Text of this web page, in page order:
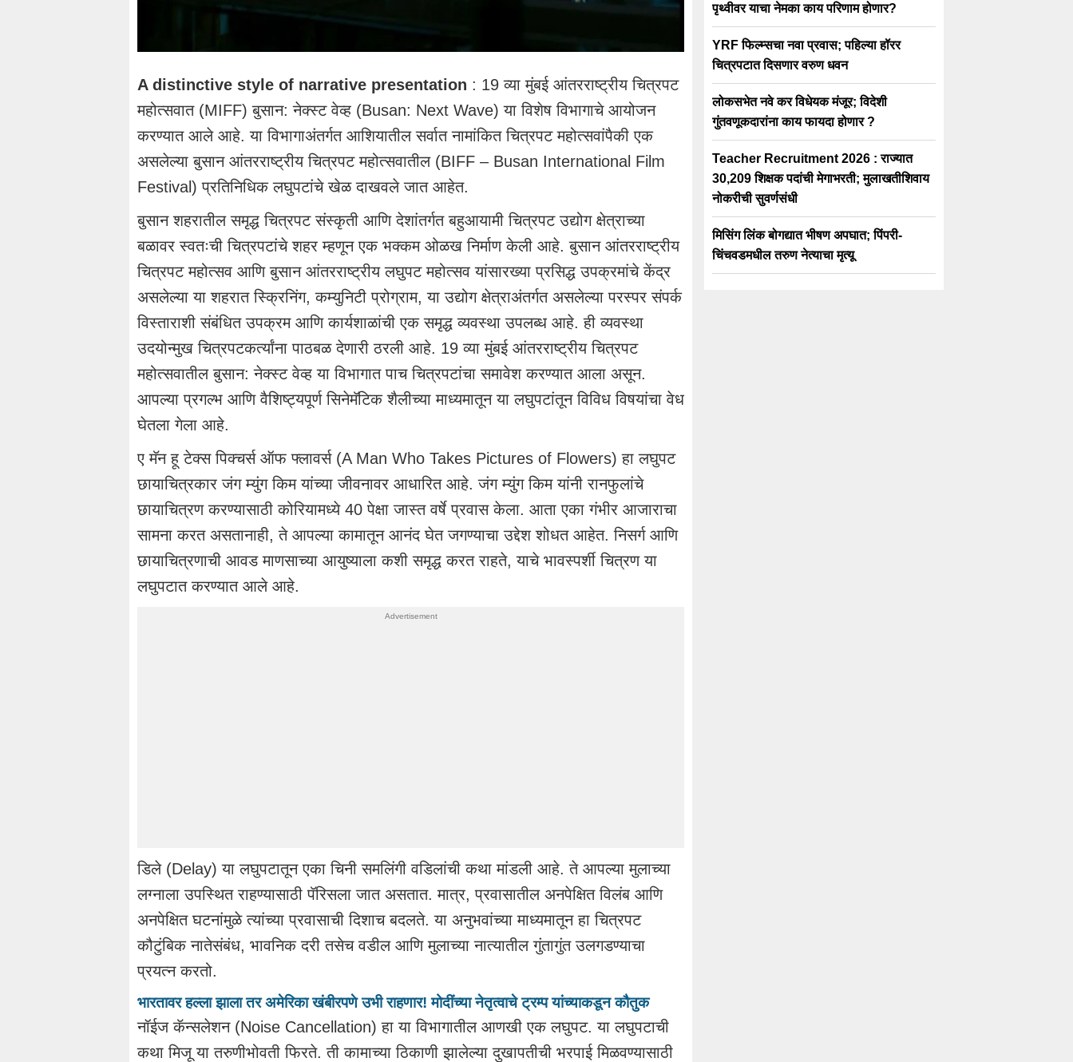
A distinctive style of narrative presentation : 19 व्या मुंबई आंतरराष्ट्रीय चित्रपट
महोत्सवात (MIFF) बुसान: नेक्स्ट वेव्ह (Busan: Next Wave) या विशेष विभागाचे आयोजन
करण्यात आले आहे. या विभागाअंतर्गत आशियातील सर्वात नामांकित चित्रपट महोत्सवांपैकी एक
असलेल्या बुसान आंतरराष्ट्रीय चित्रपट महोत्सवातील (BIFF – Busan International Film
Festival) प्रतिनिधिक लघुपटांचे खेळ दाखवले जात आहेत.
बुसान शहरातील समृद्ध चित्रपट संस्कृती आणि देशांतर्गत बहुआयामी चित्रपट उद्योग क्षेत्राच्या
बळावर स्वतःची चित्रपटांचे शहर म्हणून एक भक्कम ओळख निर्माण केली आहे. बुसान आंतरराष्ट्रीय
चित्रपट महोत्सव आणि बुसान आंतरराष्ट्रीय लघुपट महोत्सव यांसारख्या प्रसिद्ध उपक्रमांचे केंद्र
असलेल्या या शहरात स्क्रिनिंग, कम्युनिटी प्रोग्राम, या उद्योग क्षेत्राअंतर्गत असलेल्या परस्पर संपर्क
विस्ताराशी संबंधित उपक्रम आणि कार्यशाळांची एक समृद्ध व्यवस्था उपलब्ध आहे. ही व्यवस्था
उदयोन्मुख चित्रपटकर्त्यांना पाठबळ देणारी ठरली आहे. 19 व्या मुंबई आंतरराष्ट्रीय चित्रपट
महोत्सवातील बुसान: नेक्स्ट वेव्ह या विभागात पाच चित्रपटांचा समावेश करण्यात आला असून.
आपल्या प्रगल्भ आणि वैशिष्ट्यपूर्ण सिनेमॅटिक शैलीच्या माध्यमातून या लघुपटांतून विविध विषयांचा वेध
घेतला गेला आहे.
ए मॅन हू टेक्स पिक्चर्स ऑफ फ्लावर्स (A Man Who Takes Pictures of Flowers) हा लघुपट
छायाचित्रकार जंग म्युंग किम यांच्या जीवनावर आधारित आहे. जंग म्युंग किम यांनी रानफुलांचे
छायाचित्रण करण्यासाठी कोरियामध्ये 40 पेक्षा जास्त वर्षे प्रवास केला. आता एका गंभीर आजाराचा
सामना करत असतानाही, ते आपल्या कामातून आनंद घेत जगण्याचा उद्देश शोधत आहेत. निसर्ग आणि
छायाचित्रणाची आवड माणसाच्या आयुष्याला कशी समृद्ध करत राहते, याचे भावस्पर्शी चित्रण या
लघुपटात करण्यात आले आहे.
डिले (Delay) या लघुपटातून एका चिनी समलिंगी वडिलांची कथा मांडली आहे. ते आपल्या मुलाच्या
लग्नाला उपस्थित राहण्यासाठी पॅरिसला जात असतात. मात्र, प्रवासातील अनपेक्षित विलंब आणि
अनपेक्षित घटनांमुळे त्यांच्या प्रवासाची दिशाच बदलते. या अनुभवांच्या माध्यमातून हा चित्रपट
कौटुंबिक नातेसंबंध, भावनिक दरी तसेच वडील आणि मुलाच्या नात्यातील गुंतागुंत उलगडण्याचा
प्रयत्न करतो.
भारतावर हल्ला झाला तर अमेरिका खंबीरपणे उभी राहणार! मोदींच्या नेतृत्वाचे ट्रम्प यांच्याकडून कौतुक
नॉईज कॅन्सलेशन (Noise Cancellation) हा या विभागातील आणखी एक लघुपट. या लघुपटाची
कथा मिजू या तरुणीभोवती फिरते. ती कामाच्या ठिकाणी झालेल्या दुखापतीची भरपाई मिळवण्यासाठी
पृथ्वीवर याचा नेमका काय परिणाम होणार?
YRF फिल्म्सचा नवा प्रवास; पहिल्या हॉरर
चित्रपटात दिसणार वरुण धवन
लोकसभेत नवे कर विधेयक मंजूर; विदेशी
गुंतवणूकदारांना काय फायदा होणार ?
Teacher Recruitment 2026 : राज्यात
30,209 शिक्षक पदांची मेगाभरती; मुलाखतीशिवाय
नोकरीची सुवर्णसंधी
मिसिंग लिंक बोगद्यात भीषण अपघात; पिंपरी-
चिंचवडमधील तरुण नेत्याचा मृत्यू